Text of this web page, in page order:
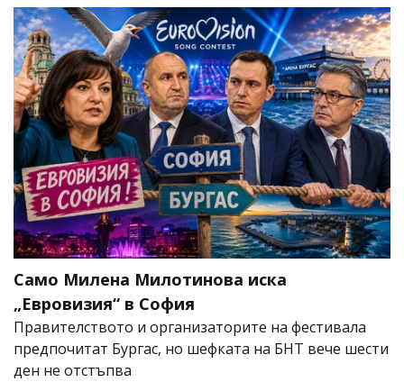
Само Милена Милотинова иска
„Евровизия“ в София
Правителството и организаторите на фестивала
предпочитат Бургас, но шефката на БНТ вече шести
ден не отстъпва